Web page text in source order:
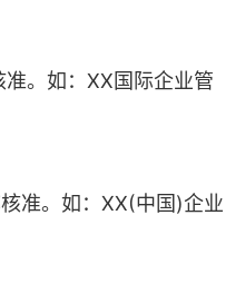
准。如：XX国际企业管
准。如：XX(中国)企业